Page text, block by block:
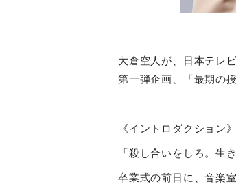
大倉空人が、日本テレ
第一弾企画、「最期の
《イントロダクション》
「殺し合いをしろ。生
卒業式の前日に、音楽